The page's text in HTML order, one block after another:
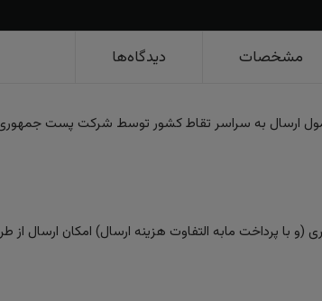
مشخصات دیدگاه‌ها
ارسال به سراسر تقاط کشور توسط شرکت پست جمهوری
با پرداخت مابه التفاوت هزینه ارسال) امکان ارسال